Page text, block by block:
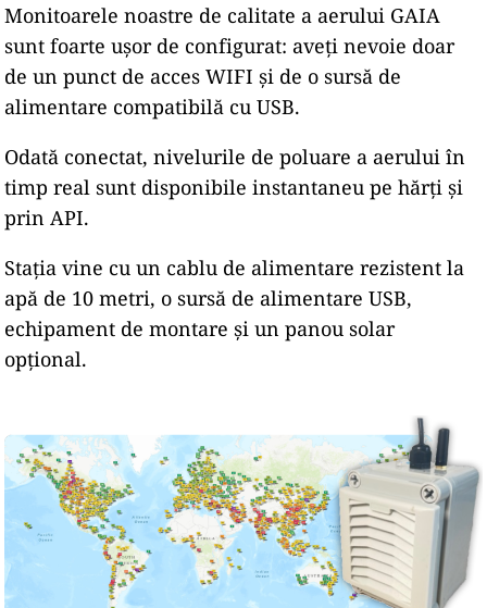
Monitoarele noastre de calitate a aerului GAIA
sunt foarte ușor de configurat: aveți nevoie doar
de un punct de acces WIFI și de o sursă de
alimentare compatibilă cu USB.
Odată conectat, nivelurile de poluare a aerului în
timp real sunt disponibile instantaneu pe hărți și
prin API.
Stația vine cu un cablu de alimentare rezistent la
apă de 10 metri, o sursă de alimentare USB,
echipament de montare și un panou solar
opțional.